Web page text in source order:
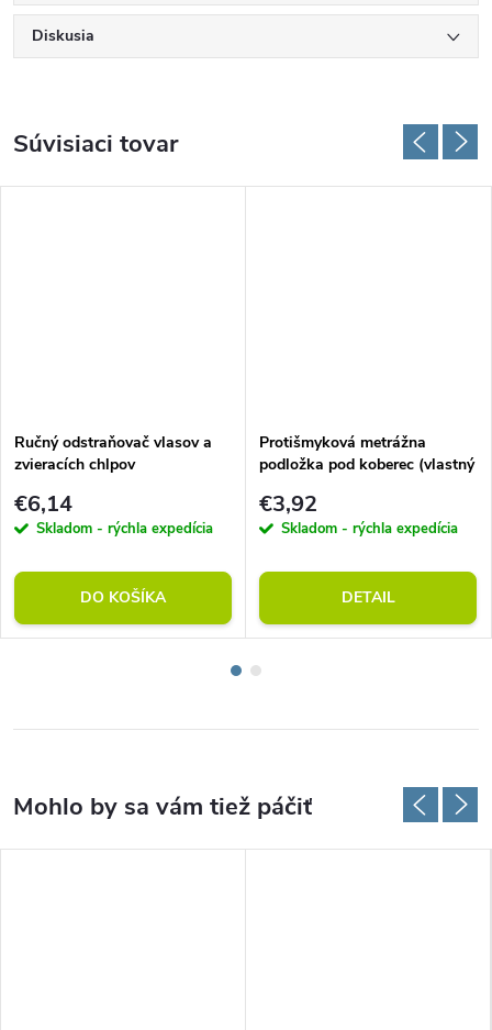
Diskusia
Súvisiaci tovar
Ručný odstraňovač vlasov a
zvieracích chlpov
€6,14
Skladom - rýchla expedícia
DO KOŠÍKA
Protišmyková metrážna
podložka pod koberec (vlastný
€3,92
Skladom - rýchla expedícia
DETAIL